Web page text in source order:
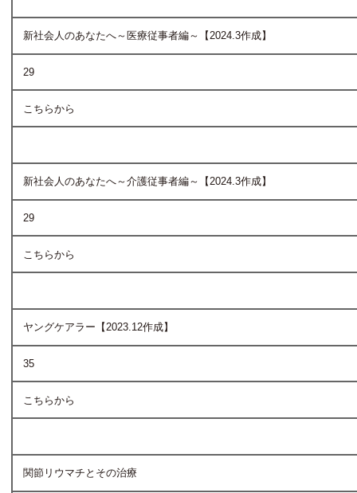
新社会人のあなたへ～医療従事者編～【2024.3作成】
29
こちらから
新社会人のあなたへ～介護従事者編～【2024.3作成】
29
こちらから
ヤングケアラー【2023.12作成】
35
こちらから
関節リウマチとその治療